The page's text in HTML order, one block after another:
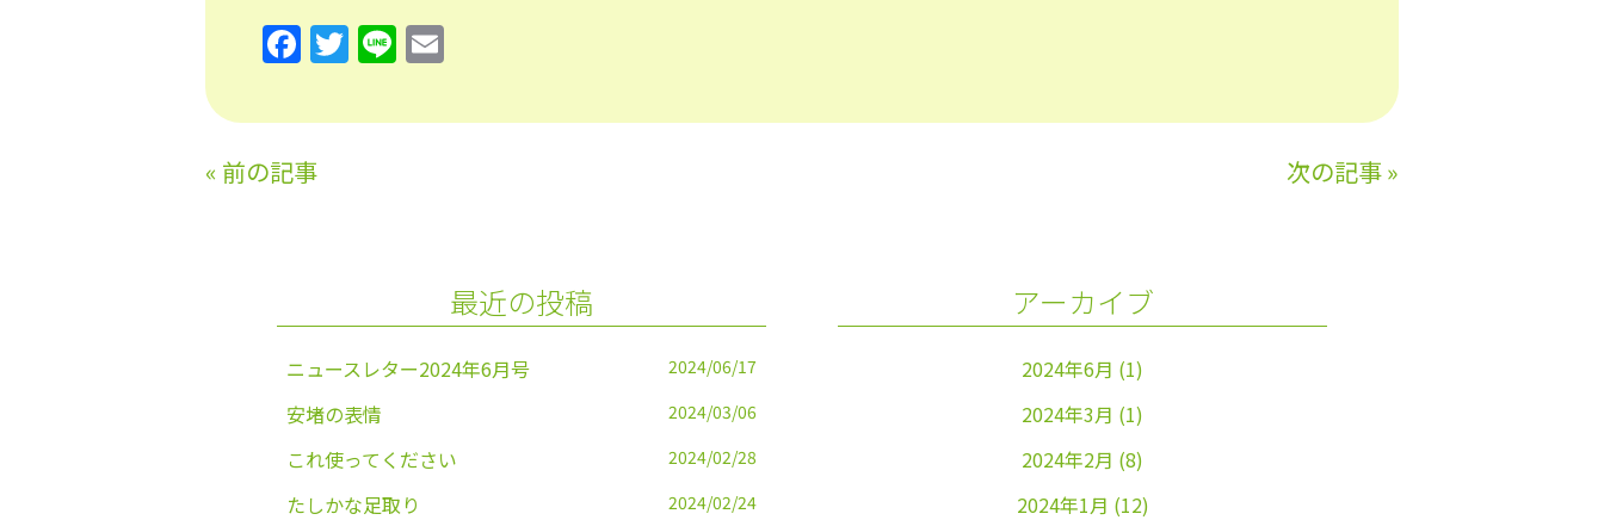
F
a
c
e
b
k
T
w
itt
Li
n
e ai
« 前の記事 次の記事»
最近の投稿
ニュースレター2024年6月号 2024/06/17
安堵の表情 2024/03/06
これ使ってください 2024/02/28
たしかな足取り 2024/02/24
アーカイブ
2024年6月 (1)
2024年3月 (1)
2024年2月 (8)
2024年1月 (12)